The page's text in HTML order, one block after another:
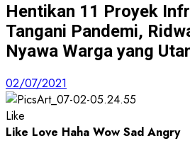
Hentikan 11 Proyek
Tangani Pandemi,
Nyawa Warga yang
02/07/2021
Like
Like Love Haha Wow Sad Angry